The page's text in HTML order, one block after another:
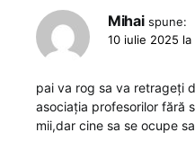
Mihai spune:
10 iulie 2025 la
pai va rog sa va retrageți
asociația profesorilor fără
mii,dar cine sa se ocupe